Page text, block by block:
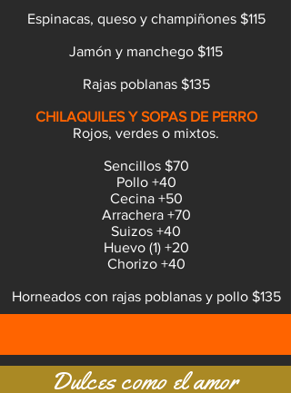
Espinacas, queso y champiñones $115
Jamón y manchego $115
Rajas poblanas $135
CHILAQUILES Y SOPAS DE PERRO
Rojos, verdes o mixtos.
Sencillos $70
Pollo +40
Cecina +50
Arrachera +70
Suizos +40
Huevo (1) +20
Chorizo +40
Horneados con rajas poblanas y pollo $135
Dulces como el amor